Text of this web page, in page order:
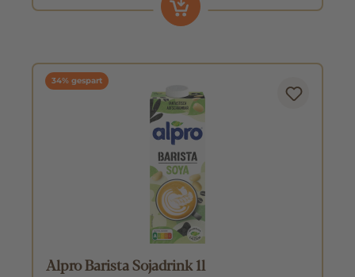
34% gespart
Alpro Barista Sojadrink 1l